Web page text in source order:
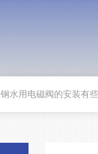
水用电磁阀的安装有